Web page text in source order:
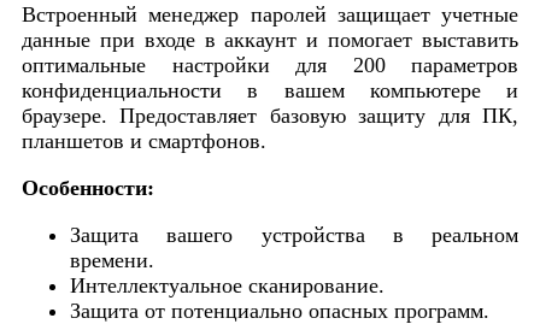
Встроенный менеджер паролей защищает учетные
данные при входе в аккаунт и помогает выставить
оптимальные настройки для 200 параметров
конфиденциальности в вашем компьютере и
браузере. Предоставляет базовую защиту для ПК,
планшетов и смартфонов.
Особенности:
Защита вашего устройства в реальном
времени.
Интеллектуальное сканирование.
Защита от потенциально опасных программ.